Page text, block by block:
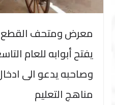
معرض ومتحف القطع
يفتح أبوابه للعام
وصاحبه يدعو الى
مناهج التعليم